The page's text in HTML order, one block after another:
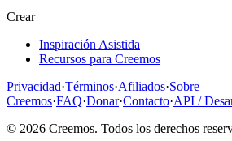
Crear
Inspiración Asistida
Recursos para Creemos
Privacidad·Términos·Afiliados·Sobre
Creemos·FAQ·Donar·Contacto·API /
© 2026 Creemos. Todos los derechos